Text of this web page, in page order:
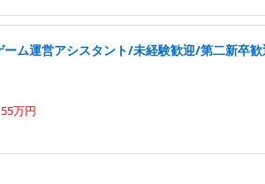
ーム運営アシスタント/未経験歓迎/第二新卒
万円